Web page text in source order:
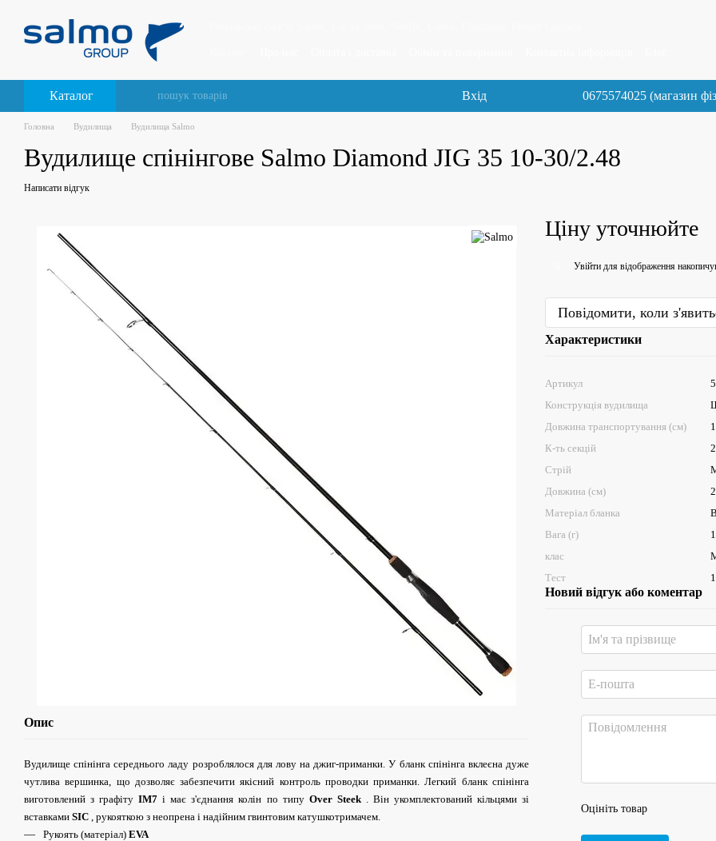
Каталог Вхід 0675574025 (магазин
Головна Вудилища Вудилища Salmo
Вудилище спінінгове Salmo Diamond JIG 35 10-30/2.48
Написати відгук
Опис
Вудилище спінінга середнього ладу розроблялося для лову на джиг-приманки. У бланк спінінга вклеєна дуже
чутлива вершинка, що дозволяє забезпечити якісний контроль проводки приманки. Легкий бланк спінінга
виготовлений з графітуIM7і має з'єднання колін по типу Over Steek . Він укомплектований кільцями зі
вставками SIC , рукояткою з неопрена і надійним гвинтовим катушкотримачем.
Рукоять (матеріал) EVA
Ціну уточнюйте
Увійти для відображення
Повідомити, коли
Характеристики
Артикул
Конструкція вудилища
Довжина транспортування (см)
К-ть секцій
2
Стрій
Довжина (см)
Матеріал бланка
Вага (г)
клас
Тест
Новий відгук або коментар
Оцініть товар